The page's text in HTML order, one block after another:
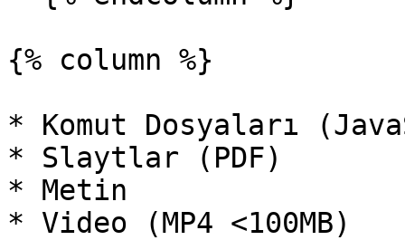
{% column %}
* Komut Dosyaları
* Slaytlar (PDF)
* Metin
* Video (MP4 <100MB)